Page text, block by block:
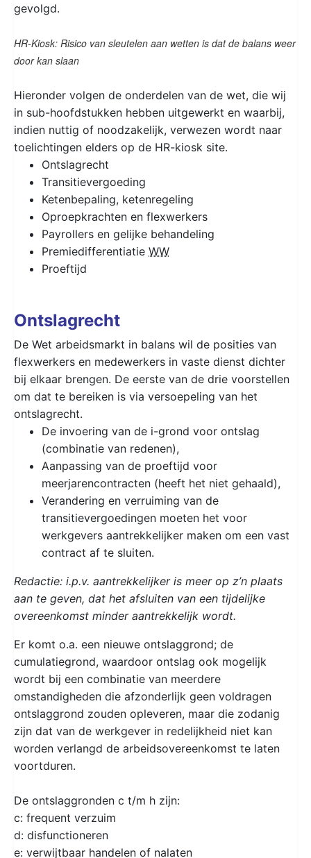
gevolgd.
HR-Kiosk: Risico van sleutelen aan wetten is dat de balans weer
door kan slaan
Hieronder volgen de onderdelen van de wet, die wij
in sub-hoofdstukken hebben uitgewerkt en waarbij,
indien nuttig of noodzakelijk, verwezen wordt naar
toelichtingen elders op de HR-kiosk site.
Ontslagrecht
Transitievergoeding
Ketenbepaling, ketenregeling
Oproepkrachten en flexwerkers
Payrollers en gelijke behandeling
Premiedifferentiatie WW
Proeftijd
Ontslagrecht
De Wet arbeidsmarkt in balans wil de posities van
flexwerkers en medewerkers in vaste dienst dichter
bij elkaar brengen. De eerste van de drie voorstellen
om dat te bereiken is via versoepeling van het
ontslagrecht.
De invoering van de i-grond voor ontslag
(combinatie van redenen),
Aanpassing van de proeftijd voor
meerjarencontracten (heeft het niet gehaald),
Verandering en verruiming van de
transitievergoedingen moeten het voor
werkgevers aantrekkelijker maken om een vast
contract af te sluiten.
Redactie: i.p.v. aantrekkelijker is meer op z’n plaats
aan te geven, dat het afsluiten van een tijdelijke
overeenkomst minder aantrekkelijk wordt.
Er komt o.a. een nieuwe ontslaggrond; de
cumulatiegrond, waardoor ontslag ook mogelijk
wordt bij een combinatie van meerdere
omstandigheden die afzonderlijk geen voldragen
ontslaggrond zouden opleveren, maar die zodanig
zijn dat van de werkgever in redelijkheid niet kan
worden verlangd de arbeidsovereenkomst te laten
voortduren.
De ontslaggronden c t/m h zijn:
c: frequent verzuim
d: disfunctioneren
e: verwijtbaar handelen of nalaten